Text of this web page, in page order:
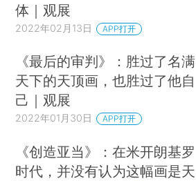
体｜观展
2022年02月13日 APP打开
《最后的审判》：胜过了名满
天下的天顶画，也胜过了他自
己｜观展
2022年01月30日 APP打开
《创造亚当》：在米开朗基罗
时代，并没有认为这幅画是天